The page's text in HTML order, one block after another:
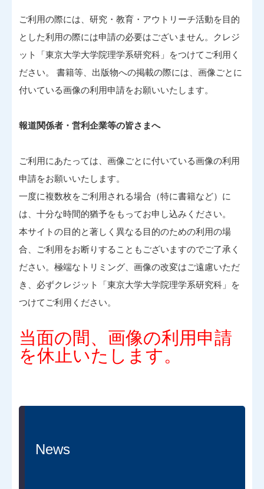
ご利用の際には、研究・教育・アウトリーチ活動を目的
とした利用の際には申請の必要はございません。クレジ
ット「東京大学大学院理学系研究科」をつけてご利用く
ださい。 書籍等、出版物への掲載の際には、画像ごとに
付いている画像の利用申請をお願いいたします。
報道関係者・営利企業等の皆さまへ
ご利用にあたっては、画像ごとに付いている画像の利用
申請をお願いいたします。
一度に複数枚をご利用される場合（特に書籍など）に
は、十分な時間的猶予をもってお申し込みください。
本サイトの目的と著しく異なる目的のための利用の場
合、ご利用をお断りすることもございますのでご了承く
ださい。極端なトリミング、画像の改変はご遠慮いただ
き、必ずクレジット「東京大学大学院理学系研究科」を
つけてご利用ください。
当面の間、画像の利用申請
を休止いたします。
News